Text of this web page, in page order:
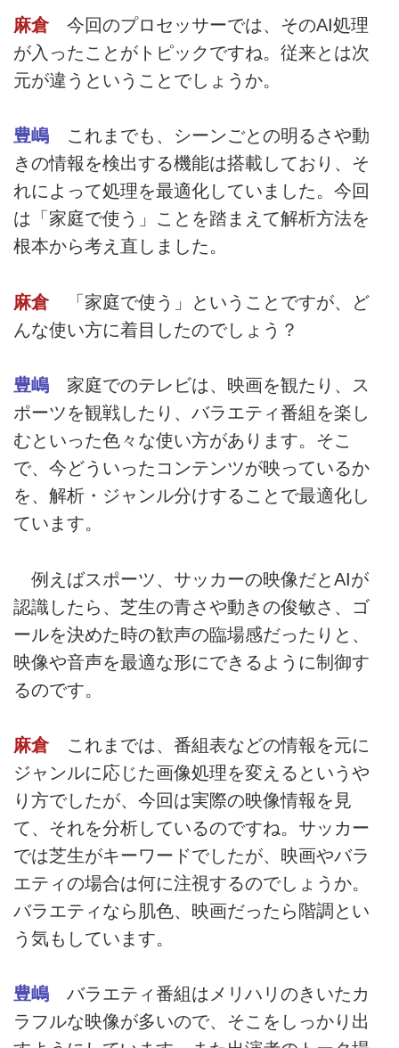
麻倉今回のプロセッサーでは、そのAI処理
が入ったことがトピックですね。従来とは次
元が違うということでしょうか。
豊嶋 これまでも、シーンごとの明るさや動
きの情報を検出する機能は搭載しており、そ
れによって処理を最適化していました。今回
は「家庭で使う」ことを踏まえて解析方法を
根本から考え直しました。
麻倉「家庭で使う」ということですが、ど
んな使い方に着目したのでしょう？
豊嶋 家庭でのテレビは、映画を観たり、ス
ポーツを観戦したり、バラエティ番組を楽し
むといった色々な使い方があります。そこ
で、今どういったコンテンツが映っているか
を、解析・ジャンル分けすることで最適化し
ています。
例えばスポーツ、サッカーの映像だとAIが
認識したら、芝生の青さや動きの俊敏さ、ゴ
ールを決めた時の歓声の臨場感だったりと、
映像や音声を最適な形にできるように制御す
るのです。
麻倉これまでは、番組表などの情報を元に
ジャンルに応じた画像処理を変えるというや
り方でしたが、今回は実際の映像情報を見
て、それを分析しているのですね。サッカー
では芝生がキーワードでしたが、映画やバラ
エティの場合は何に注視するのでしょうか。
バラエティなら肌色、映画だったら階調とい
う気もしています。
豊嶋 バラエティ番組はメリハリのきいたカ
ラフルな映像が多いので、そこをしっかり出